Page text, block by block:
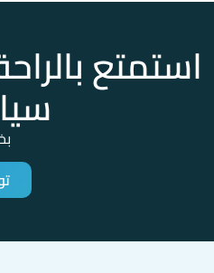
استمتع